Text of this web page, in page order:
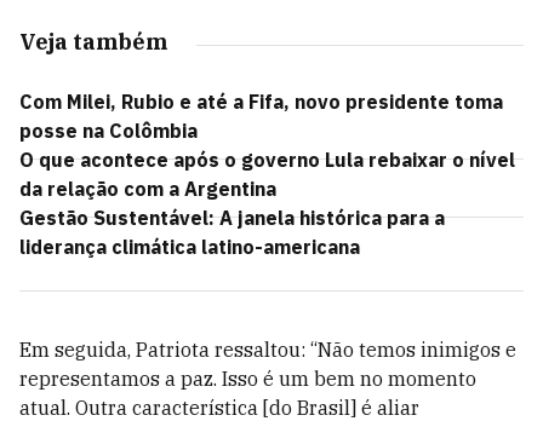
Veja também
Com Milei, Rubio e até a Fifa, novo presidente toma
posse na Colômbia
O que acontece após o governo Lula rebaixar o nível
da relação com a Argentina
Gestão Sustentável: A janela histórica para a
liderança climática latino-americana
Em seguida, Patriota ressaltou: “Não temos inimigos e
representamos a paz. Isso é um bem no momento
atual. Outra característica [do Brasil] é aliar